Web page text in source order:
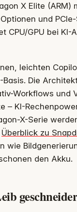
X Elite
und
CPU/GPU bei
leichten
Basis. Die
Workflows und
– KI-
X-Serie
Überblick zu
wie
den Akku.